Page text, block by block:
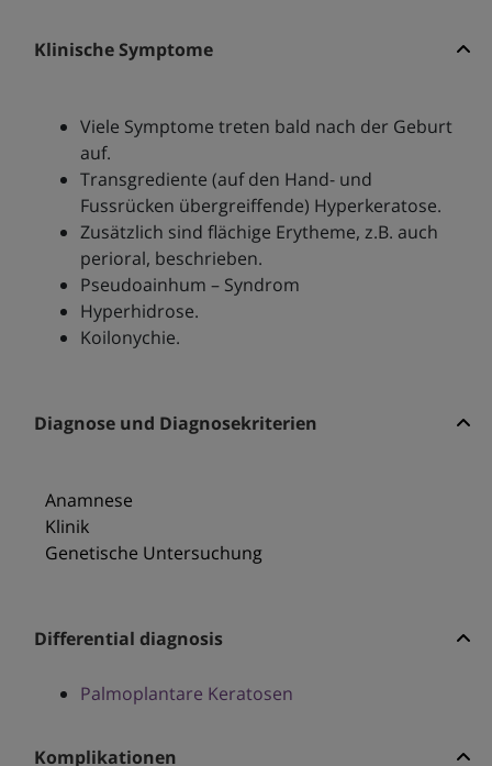
Klinische Symptome
Viele Symptome treten bald nach der Geburt
auf.
Transgrediente (auf den Hand- und
Fussrücken übergreiffende) Hyperkeratose.
Zusätzlich sind flächige Erytheme, z.B. auch
perioral, beschrieben.
Pseudoainhum – Syndrom
Hyperhidrose.
Koilonychie.
Diagnose und Diagnosekriterien
Anamnese
Klinik
Genetische Untersuchung
Differential diagnosis
Palmoplantare Keratosen
Komplikationen